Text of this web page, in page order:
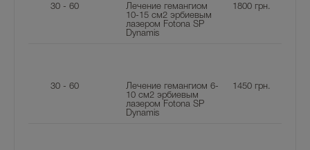
30 - 60
Лечение гемангиом
10-15 см2 эрбиевым
лазером Fotona SP
Dynamis
1800 грн.
30 - 60
Лечение гемангиом 6-
10 см2 эрбиевым
лазером Fotona SP
Dynamis
1450 грн.